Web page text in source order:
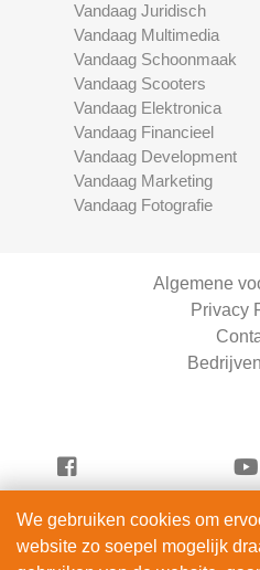
Vandaag Juridisch
Vandaag Multimedia
Vandaag Schoonmaak
Vandaag Scooters
Vandaag Elektronica
Vandaag Financieel
Vandaag Development
Vandaag Marketing
Vandaag Fotografie
Algemene
Privacy
Vandaag Scooters
ServiceRight B.V.
We gebruiken cookies om
website zo soepel mogelijk